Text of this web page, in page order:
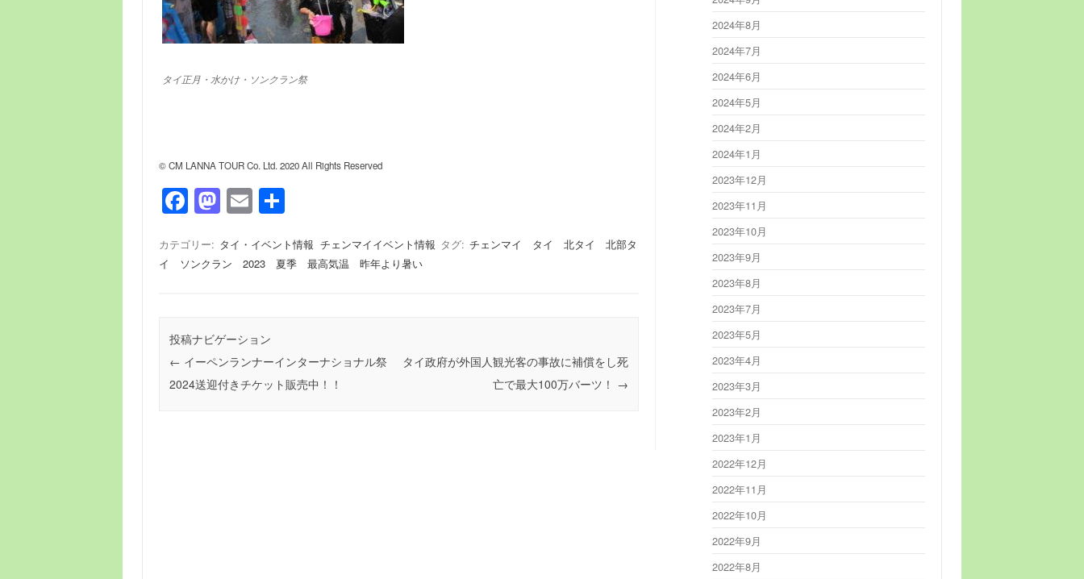
タイ正月・水かけ・ソンクラン祭
© CM LANNA TOUR Co. Ltd. 2020 All Rights Reserved
F
c
e
o
o
k
M
st
o
o
n
E
ail
共
カテゴリー: タイ・イベント情報 チェンマイイベント情報 タグ: チェンマイ タイ 北タイ 北部タ
イ ソンクラン 2023 夏季 最高気温 昨年より暑い
投稿ナビゲーション
← イーペンランナーインターナショナル祭
2024送迎付きチケット販売中！！
タイ政府が外国人観光客の事故に補償をし死
亡で最大100万バーツ！ →
2024年8月
2024年7月
2024年6月
2024年5月
2024年2月
2024年1月
2023年12月
2023年11月
2023年10月
2023年9月
2023年8月
2023年7月
2023年5月
2023年4月
2023年3月
2023年2月
2023年1月
2022年12月
2022年11月
2022年10月
2022年9月
2022年8月